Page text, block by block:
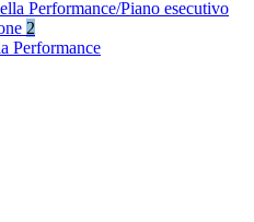
Performance/Piano esecutivo
2
Performance